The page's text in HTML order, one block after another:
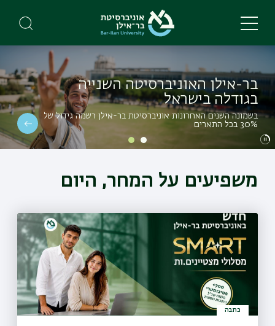
main
בר-אילן האוניברסיטה השנייה
בגודלה בישראל
בשמונה השנים האחרונות אוניברסיטת בר-אילן רשמה גידול של
30% בכל התארים
משפיעים על המחר, היום
כתבה